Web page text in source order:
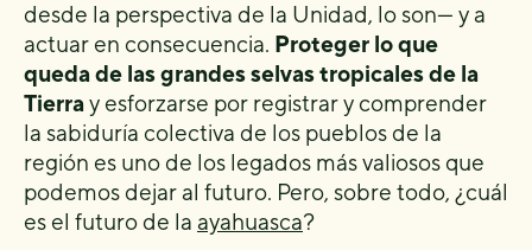
desde la perspectiva de la Unidad, lo son— y a
actuar en consecuencia. Proteger lo que
queda de las grandes selvas tropicales de la
Tierray esforzarse por registrar y comprender
la sabiduría colectiva de los pueblos de la
región es uno de los legados más valiosos que
podemos dejar al futuro. Pero, sobre todo, ¿cuál
es el futuro de la ayahuasca?